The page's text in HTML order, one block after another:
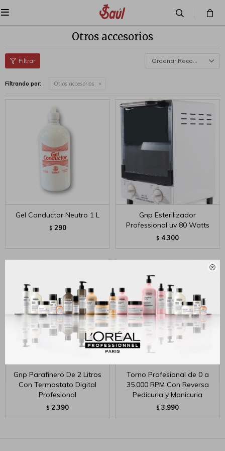


Otros accesorios
Recomendados
Filtrando por: Otros accesorios
Gel Conductor Neutro 1 L
$ 290
Gnp Esterilizador
Professional uv 80 Watts
$ 4.300
Gnp Parafinero De 2 Litros
Con Termostato Digital
Profesional
$ 2.390
Torno Profesional de 0 a
35.000 RPM Con Reversa
Pedicuria y Manicuria
$ 3.990